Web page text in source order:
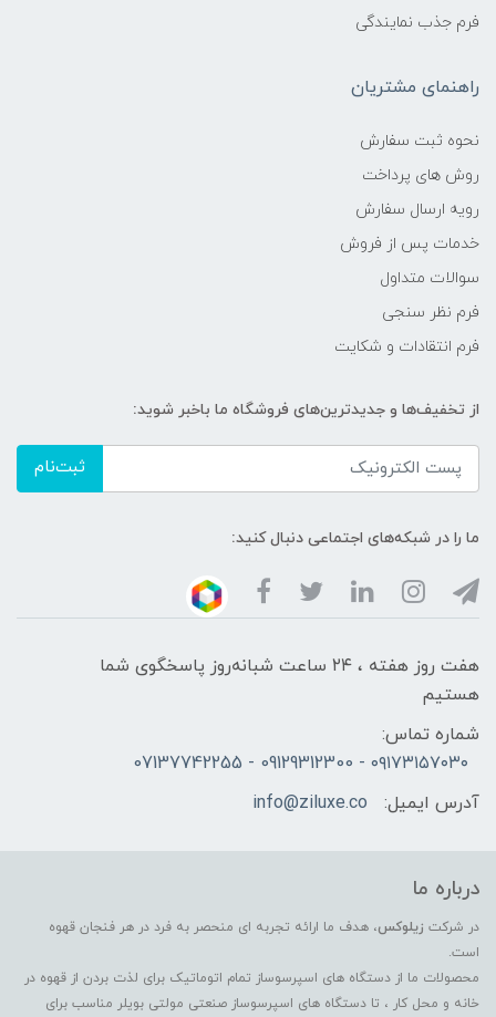
فرم جذب نمایندگی
راهنمای مشتریان
نحوه ثبت سفارش
روش های پرداخت
رویه ارسال سفارش
خدمات پس از فروش
سوالات متداول
فرم نظر سنجی
فرم انتقادات و شکایت
از تخفیف‌ها و جدیدترین‌های فروشگاه ما باخبر شوید:
ثبت‌نام
ما را در شبکه‌های اجتماعی دنبال کنید:
هفت روز هفته ، ۲۴ ساعت شبانه‌روز پاسخگوی شما
هستیم
شماره تماس:
۰۹۱۷۳۱۵۷۰۳۰ - 09129312300 - 07137742255
آدرس ایمیل:
info@ziluxe.co
درباره ما
در شرکت زیلوکس، هدف ما ارائه تجربه ای منحصر به فرد در هر فنجان قهوه
است.
محصولات ما از دستگاه های اسپرسوساز تمام اتوماتیک برای لذت بردن از قهوه در
خانه و محل کار ، تا دستگاه های اسپرسوساز صنعتی مولتی بویلر مناسب برای